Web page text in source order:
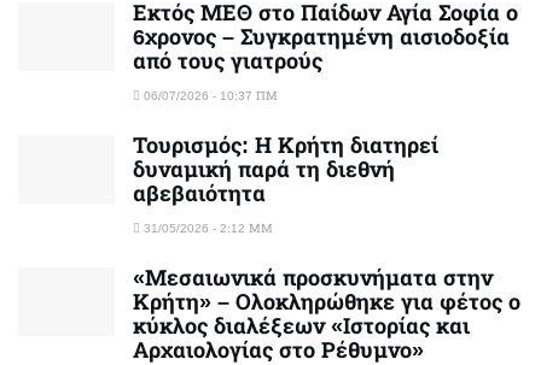
Εκτός ΜΕΘ στο Παίδων Αγία Σοφία ο
6χρονος – Συγκρατημένη αισιοδοξία
από τους γιατρούς
06/07/2026 - 10:37 ΠΜ
Τουρισμός: Η Κρήτη διατηρεί
δυναμική παρά τη διεθνή
αβεβαιότητα
31/05/2026 - 2:12 ΜΜ
«Μεσαιωνικά προσκυνήματα στην
Κρήτη» – Ολοκληρώθηκε για φέτος ο
κύκλος διαλέξεων «Ιστορίας και
Αρχαιολογίας στο Ρέθυμνο»